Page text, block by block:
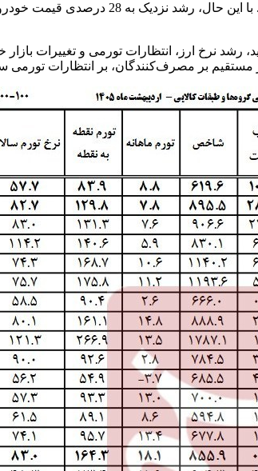
در مقابل، برخی گروه‌ها از جمله «تفریح و فرهنگ» و
نرخ ارز، انتظارات تورمی و تغییرات بازار
بر مصرف‌کنندگان، بر انتظارات تورمی